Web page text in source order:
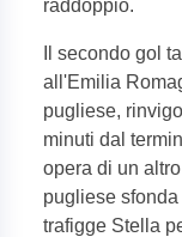
raddoppio.
Il secondo gol
all'Emilia
pugliese,
minuti dal
opera di un
pugliese
trafigge Stella